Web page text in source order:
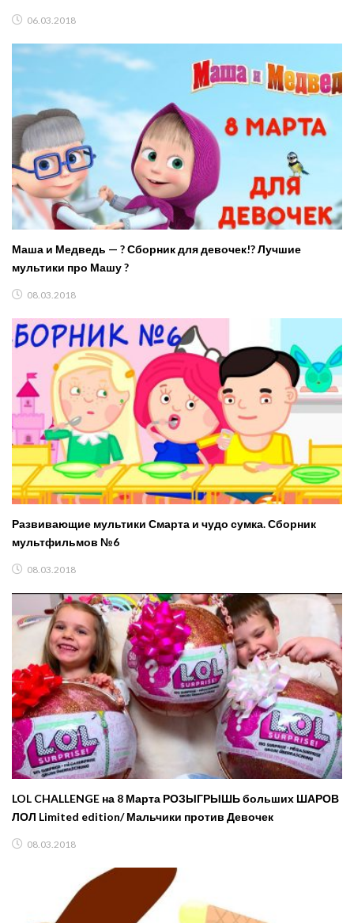
06.03.2018
Маша и Медведь — ? Сборник для девочек!? Лучшие
мультики про Машу ?
08.03.2018
Развивающие мультики Смарта и чудо сумка. Сборник
мультфильмов №6
08.03.2018
LOL CHALLENGE на 8 Марта РОЗЫГРЫШЬ больших ШАРОВ
ЛОЛ Limited edition/ Мальчики против Девочек
08.03.2018